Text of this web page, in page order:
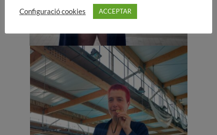
Configuració cookies ACCEPTAR